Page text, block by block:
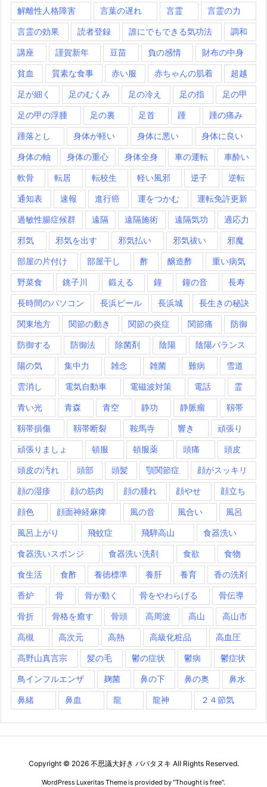
解離性人格障害 言葉の遅れ 言霊 言霊の力
言霊の効果 読者登録 誰にでもできる気功法 調和
講座 謹賀新年 豆苗 負の感情 財布の中身
貧血 質素な食事 赤い服 赤ちゃんの肌着 超越
足が細く 足のむくみ 足の冷え 足の指 足の甲
足の甲の浮腫 足の裏 足首 踵 踵の痛み
踵落とし 身体が軽い 身体に悪い 身体に良い
身体の軸 身体の重心 身体全身 車の運転 車酔い
軟骨 転居 転校生 軽い風邪 逆子 逆転
通知表 速報 進行癌 運をつかむ 運転免許更新
過敏性腸症候群 遠隔 遠隔施術 遠隔気功 適応力
邪気 邪気を出す 邪気払い 邪気祓い 邪魔
部屋の片付け 部屋干し 酢 醸造酢 重い病気
野菜食 銚子川 鍛える 鐘 鐘の音 長寿
長時間のパソコン 長浜ビール 長浜城 長生きの秘訣
関東地方 関節の動き 関節の炎症 関節痛 防御
防御する 防御法 除菌剤 陰陽 陰陽バランス
陽の気 集中力 雑念 雑菌 難病 雪道
雲消し 電気自動車 電磁波対策 電話 霊
青い光 青森 青空 静功 静脈瘤 靱帯
靱帯損傷 靱帯断裂 鞍馬寺 響き 頑張り
頑張りましょ 頓服 頓服薬 頭痛 頭皮
頭皮の汚れ 頭部 頭髪 顎関節症 顔がスッキリ
顔の湿疹 顔の筋肉 顔の腫れ 顔やせ 顔立ち
顔色 顔面神経麻痺 風の音 風合い 風呂
風呂上がり 飛蚊症 飛騨高山 食器洗い
食器洗いスポンジ 食器洗い洗剤 食欲 食物
食生活 食酢 養徳標準 養肝 養育 香の洗剤
香炉 骨 骨が動く 骨をやわらげる 骨伝導
骨折 骨格を癒す 骨頭 高周波 高山 高山市
高槻 高次元 高熱 高級化粧品 高血圧
高野山真言宗 髪の毛 鬱の症状 鬱病 鬱症状
鳥インフルエンザ 麹菌 鼻の下 鼻の奥 鼻水
鼻緒 鼻血 龍 龍神 ２４節気
Copyright © 2026 不思議大好き ババタヌキ All Rights Reserved.
WordPress Luxeritas Theme is provided by "Thought is free".